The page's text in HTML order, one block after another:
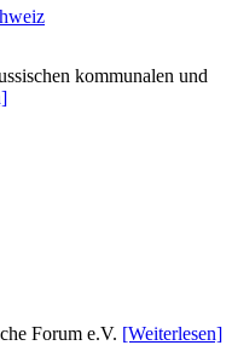
kommunalen und
Forum e.V. [Weiterlesen]